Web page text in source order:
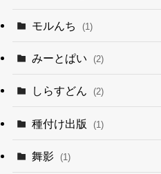
モルんち (1)
みーとぱい (2)
しらすどん (2)
種付け出版 (1)
舞影 (1)